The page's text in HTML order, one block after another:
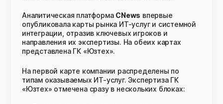
Аналитическая платформа CNews впервые
опубликовала карты рынка ИТ-услуг и системной
интеграции, отразив ключевых игроков и
направления их экспертизы. На обеих картах
представлена ГК «Юзтех».
На первой карте компании распределены по
типам оказываемых ИТ-услуг. Экспертиза ГК
«Юзтех» отмечена сразу в нескольких блоках: